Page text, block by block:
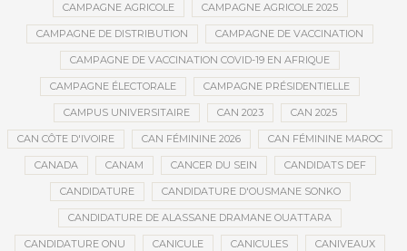
CAMPAGNE AGRICOLE CAMPAGNE AGRICOLE 2025
CAMPAGNE DE DISTRIBUTION CAMPAGNE DE VACCINATION
CAMPAGNE DE VACCINATION COVID-19 EN AFRIQUE
CAMPAGNE ÉLECTORALE CAMPAGNE PRÉSIDENTIELLE
CAMPUS UNIVERSITAIRE CAN 2023 CAN 2025
CAN CÔTE D'IVOIRE CAN FÉMININE 2026 CAN FÉMININE MAROC
CANADA CANAM CANCER DU SEIN CANDIDATS DEF
CANDIDATURE CANDIDATURE D'OUSMANE SONKO
CANDIDATURE DE ALASSANE DRAMANE OUATTARA
CANDIDATURE ONU CANICULE CANICULES CANIVEAUX